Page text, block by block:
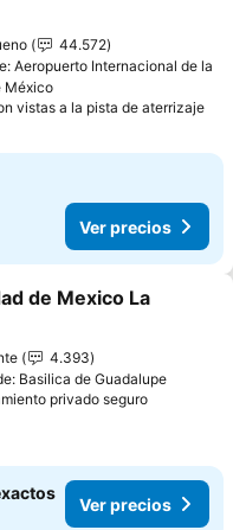
44.572
Aeropuerto Internacional de la
México
vistas a la pista de aterrizaje
Ver precios
a favoritos
de Mexico La
4.393
Basilica de Guadalupe
privado seguroVer
Ver precios